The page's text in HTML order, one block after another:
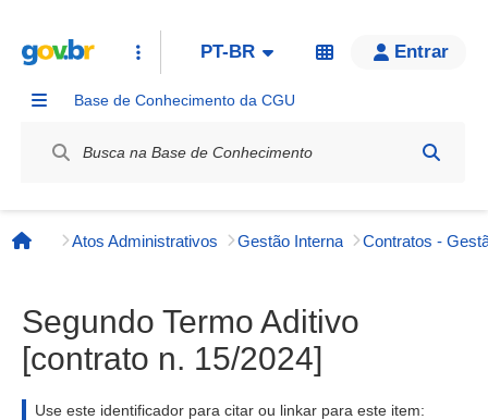
PT-BR Entrar
Base de Conhecimento da CGU
Página inicial
Atos Administrativos Gestão Interna Contratos -
Segundo Termo Aditivo
[contrato n. 15/2024]
Use este identificador para citar ou linkar para este item: